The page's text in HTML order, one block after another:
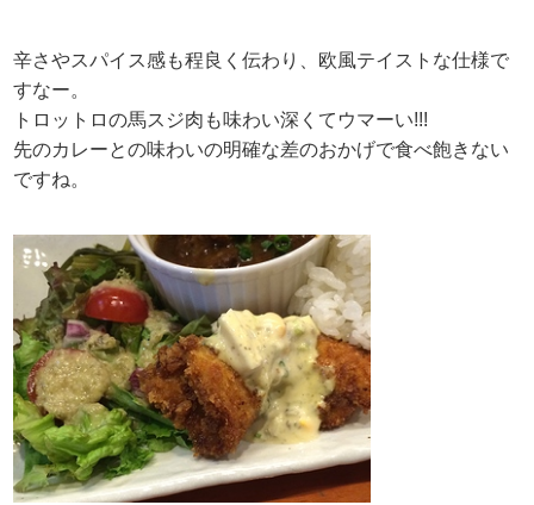
辛さやスパイス感も程良く伝わり、欧風テイストな仕様で
すなー。
トロットロの馬スジ肉も味わい深くてウマーい!!!
先のカレーとの味わいの明確な差のおかげで食べ飽きない
ですね。